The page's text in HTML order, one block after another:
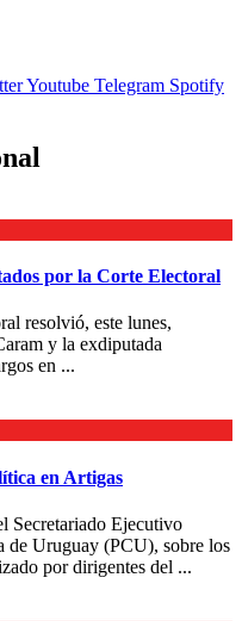
Youtube Telegram Spotify
por la Corte Electoral
resolvió, este lunes,
y la exdiputada
en ...
en Artigas
Secretariado Ejecutivo
de Uruguay (PCU), sobre los
por dirigentes del ...